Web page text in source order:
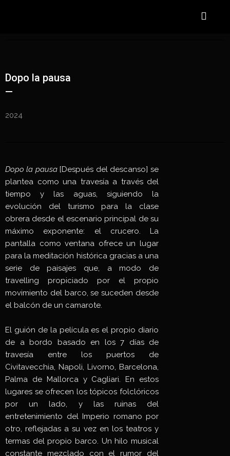
Dopo la pausa
—
2024
Dopo la pausa [Después del descanso] se
plantea como una travesía a través del
tiempo y las aguas, siguiendo la
evolución del turismo para la clase
obrera desde el escenario principal de su
máximo exponente: el crucero. La
pantalla como ventana ofrece un lugar
para la meditación histórica gracias a una
serie de paisajes que, a modo de
travelling propiciado por el propio
movimiento del barco, se suceden desde
el balcón de un camarote.
El guión de la película es el propio diario
de a bordo basado en los 7 días de
travesía entre los puertos de
Civitavecchia, Napoli, Livorno, Barcelona,
Palma de Mallorca y Cagliari. En estos
lugares se ofrecen los tópicos folclóricos
por un lado, y las ruinas del
entretenimiento del Imperio romano por
otro, reflejadas a su vez en los teatros y
termas del propio barco. Un hilo musical
constante mezclado con el rumor del